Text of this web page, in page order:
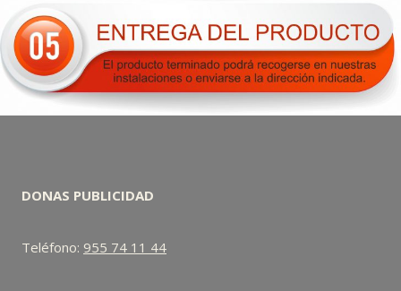
DONAS PUBLICIDAD
Teléfono: 955 74 11 44